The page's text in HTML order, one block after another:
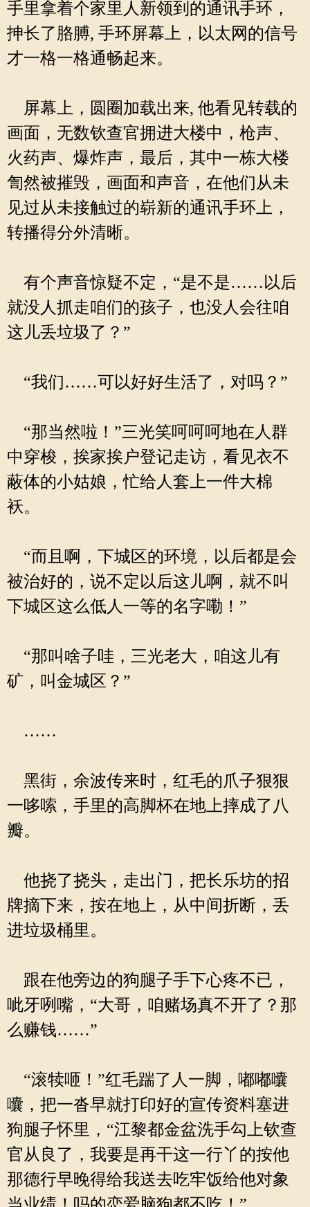
手里拿着个家里人新领到的通讯手环，
抻长了胳膊, 手环屏幕上，以太网的信号
才一格一格通畅起来。
屏幕上，圆圈加载出来, 他看见转载的
画面，无数钦查官拥进大楼中，枪声、
火药声、爆炸声，最后，其中一栋大楼
訇然被摧毁，画面和声音，在他们从未
见过从未接触过的崭新的通讯手环上，
转播得分外清晰。
有个声音惊疑不定，“是不是……以后
就没人抓走咱们的孩子，也没人会往咱
这儿丢垃圾了？”
“我们……可以好好生活了，对吗？”
“那当然啦！”三光笑呵呵呵地在人群
中穿梭，挨家挨户登记走访，看见衣不
蔽体的小姑娘，忙给人套上一件大棉
袄。
“而且啊，下城区的环境，以后都是会
被治好的，说不定以后这儿啊，就不叫
下城区这么低人一等的名字嘞！”
“那叫啥子哇，三光老大，咱这儿有
矿，叫金城区？”
……
黑街，余波传来时，红毛的爪子狠狠
一哆嗦，手里的高脚杯在地上摔成了八
瓣。
他挠了挠头，走出门，把长乐坊的招
牌摘下来，按在地上，从中间折断，丢
进垃圾桶里。
跟在他旁边的狗腿子手下心疼不已，
呲牙咧嘴，“大哥，咱赌场真不开了？那
么赚钱……”
“滚犊咂！”红毛踹了人一脚，嘟嘟囔
囔，把一沓早就打印好的宣传资料塞进
狗腿子怀里，“江黎都金盆洗手勾上钦查
官从良了，我要是再干这一行丫的按他
那德行早晚得给我送去吃牢饭给他对象